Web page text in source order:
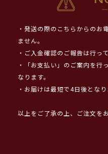
・発送の際のこちらからのお
ません。
・ご入金確認のご報告は行っ
・「お支払い」のご案内を行
なります。
・お届けは最短で4日後となり
以上をご了承の上、ご注文を